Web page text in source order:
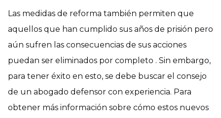
Las medidas de reforma también permiten que
aquellos que han cumplido sus años de prisión pero
aún sufren las consecuencias de sus acciones
puedan ser eliminados por completo . Sin embargo,
para tener éxito en esto, se debe buscar el consejo
de un abogado defensor con experiencia. Para
obtener más información sobre cómo estos nuevos